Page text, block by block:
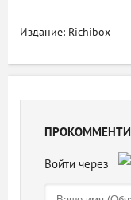
Издание: Richibox